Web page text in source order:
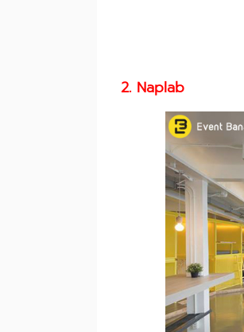
2. Naplab